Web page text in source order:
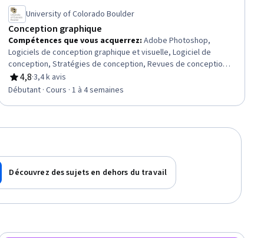
University of Colorado Boulder
Conception graphique
Compétences que vous acquerrez:Adobe Photoshop,
Logiciels de conception graphique et visuelle, Logiciel de
conception, Stratégies de conception, Revues de conception,
Édition, Conception graphique, Adobe Creative Cloud,
Conception créative, Conception de la mise en page,
4,8
évaluation, 4,8 sur 5 étoiles
·3,4 k avis
Débutant · Cours · 1 à 4 semaines
Découvrez des sujets en dehors du travail